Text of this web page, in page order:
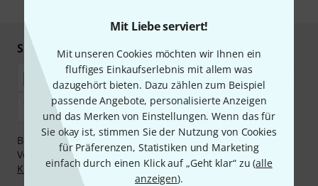
Mit Liebe serviert!
Mit unseren Cookies möchten wir Ihnen ein
fluffiges Einkaufserlebnis mit allem was
dazugehört bieten. Dazu zählen zum Beispiel
passende Angebote, personalisierte Anzeigen
und das Merken von Einstellungen. Wenn das für
Sie okay ist, stimmen Sie der Nutzung von Cookies
für Präferenzen, Statistiken und Marketing
einfach durch einen Klick auf „Geht klar“ zu (alle
anzeigen).
Sicher einkaufen & bezahlen
Bezahlen Sie vertraulich und sicher per Nachnahme,
Vorkasse, PayPal, Amazon Pay,Klarna Sofort bezahlen
Klarna Ratenzahlungoder Kreditkarte.